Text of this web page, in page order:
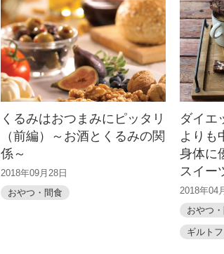
くるみはおつまみにピッタリ
（前編）～お酒とくるみの関
係～
2018年09月28日
おやつ・間食
ダイエ
よりも
身体に
スイー
2018年04
おやつ
ギルト